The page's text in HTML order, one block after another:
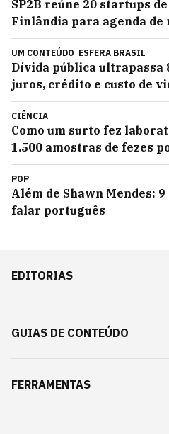
SP2B reúne 20 startups
Finlândia para agenda de
UM CONTEÚDO ESFERA BRASIL
Dívida pública ultrapassa
juros, crédito e custo de
CIÊNCIA
Como um surto fez
1.500 amostras de fezes
POP
Além de Shawn Mendes:
falar português
EDITORIAS
GUIAS DE CONTEÚDO
FERRAMENTAS